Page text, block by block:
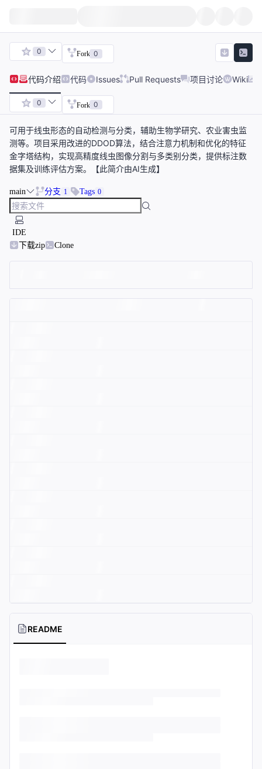
0 Fork 0
代码介绍 代码 Issues Pull Requests 项目讨论 Wiki
0 Fork 0
可用于线虫形态的自动检测与分类，辅助生物学研究、农业害虫监
测等。项目采用改进的DDOD算法，结合注意力机制和优化的特征
金字塔结构，实现高精度线虫图像分割与多类别分类，提供标注数
据集及训练评估方案。【此简介由AI生成】
main 分支 1 Tags 0
IDE
下载zip
Clone
README